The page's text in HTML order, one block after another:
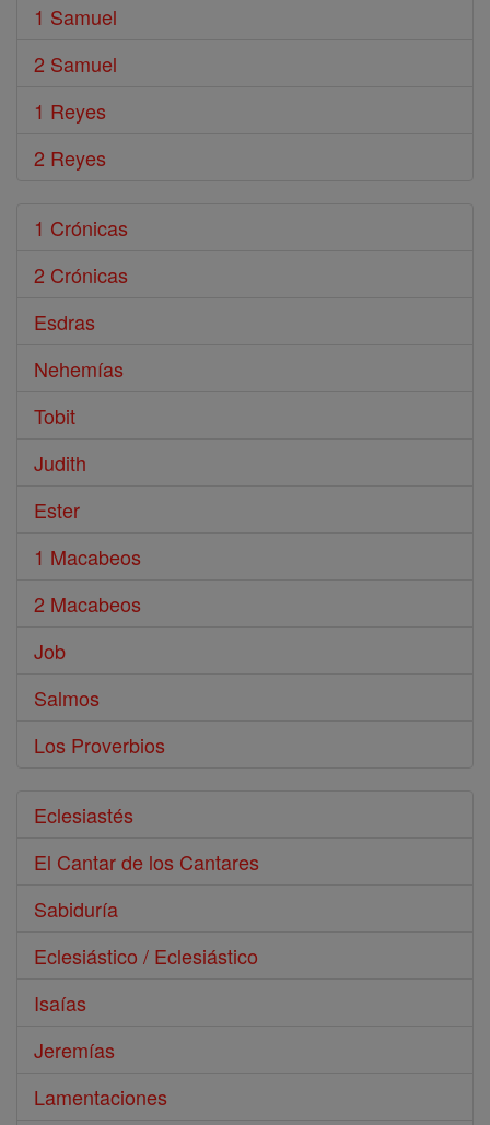
1 Samuel
2 Samuel
1 Reyes
2 Reyes
1 Crónicas
2 Crónicas
Esdras
Nehemías
Tobit
Judith
Ester
1 Macabeos
2 Macabeos
Job
Salmos
Los Proverbios
Eclesiastés
El Cantar de los Cantares
Sabiduría
Eclesiástico / Eclesiástico
Isaías
Jeremías
Lamentaciones